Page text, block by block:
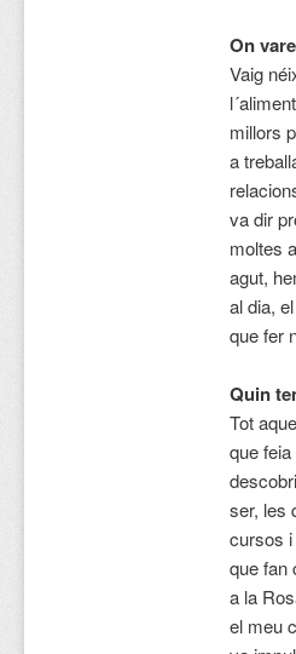
On
Vaig
millors
a
va dir
moltes
agut,
al dia,
que fer
Quin
Tot
que
ser, les
cursos i
que fan
a la
el meu